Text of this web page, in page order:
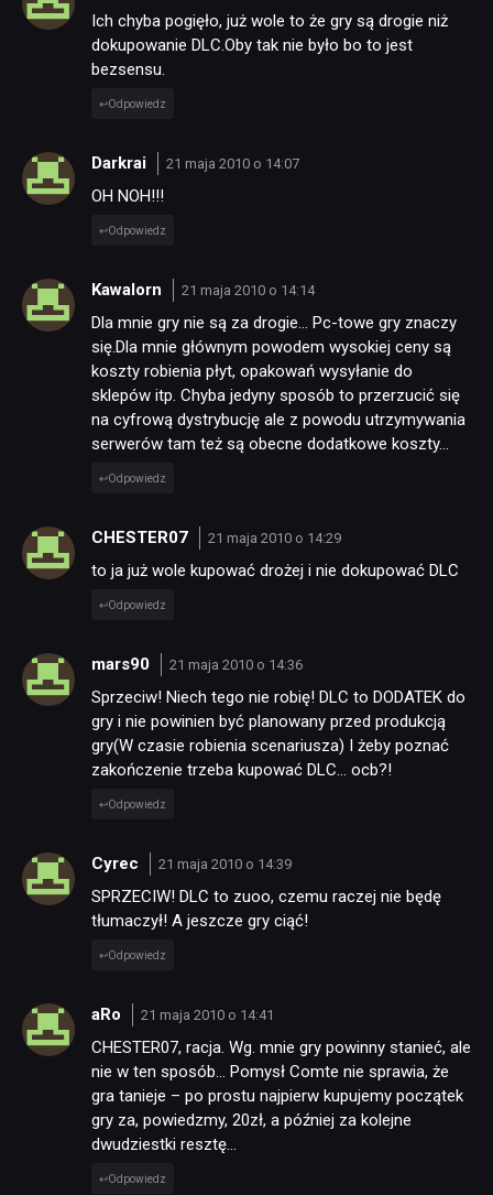
Ich chyba pogięło, już wole to że gry są drogie niż
dokupowanie DLC.Oby tak nie było bo to jest
bezsensu.
Odpowiedz
Darkrai 21 maja 2010 o 14:07
OH NOH!!!
Odpowiedz
Kawalorn 21 maja 2010 o 14:14
Dla mnie gry nie są za drogie… Pc-towe gry znaczy
się.Dla mnie głównym powodem wysokiej ceny są
koszty robienia płyt, opakowań wysyłanie do
sklepów itp. Chyba jedyny sposób to przerzucić się
na cyfrową dystrybucję ale z powodu utrzymywania
serwerów tam też są obecne dodatkowe koszty…
Odpowiedz
CHESTER07 21 maja 2010 o 14:29
to ja już wole kupować drożej i nie dokupować DLC
Odpowiedz
mars90 21 maja 2010 o 14:36
Sprzeciw! Niech tego nie robię! DLC to DODATEK do
gry i nie powinien być planowany przed produkcją
gry(W czasie robienia scenariusza) I żeby poznać
zakończenie trzeba kupować DLC… ocb?!
Odpowiedz
Cyrec 21 maja 2010 o 14:39
SPRZECIW! DLC to zuoo, czemu raczej nie będę
tłumaczył! A jeszcze gry ciąć!
Odpowiedz
aRo 21 maja 2010 o 14:41
CHESTER07, racja. Wg. mnie gry powinny stanieć, ale
nie w ten sposób… Pomysł Comte nie sprawia, że
gra tanieje – po prostu najpierw kupujemy początek
gry za, powiedzmy, 20zł, a później za kolejne
dwudziestki resztę…
Odpowiedz